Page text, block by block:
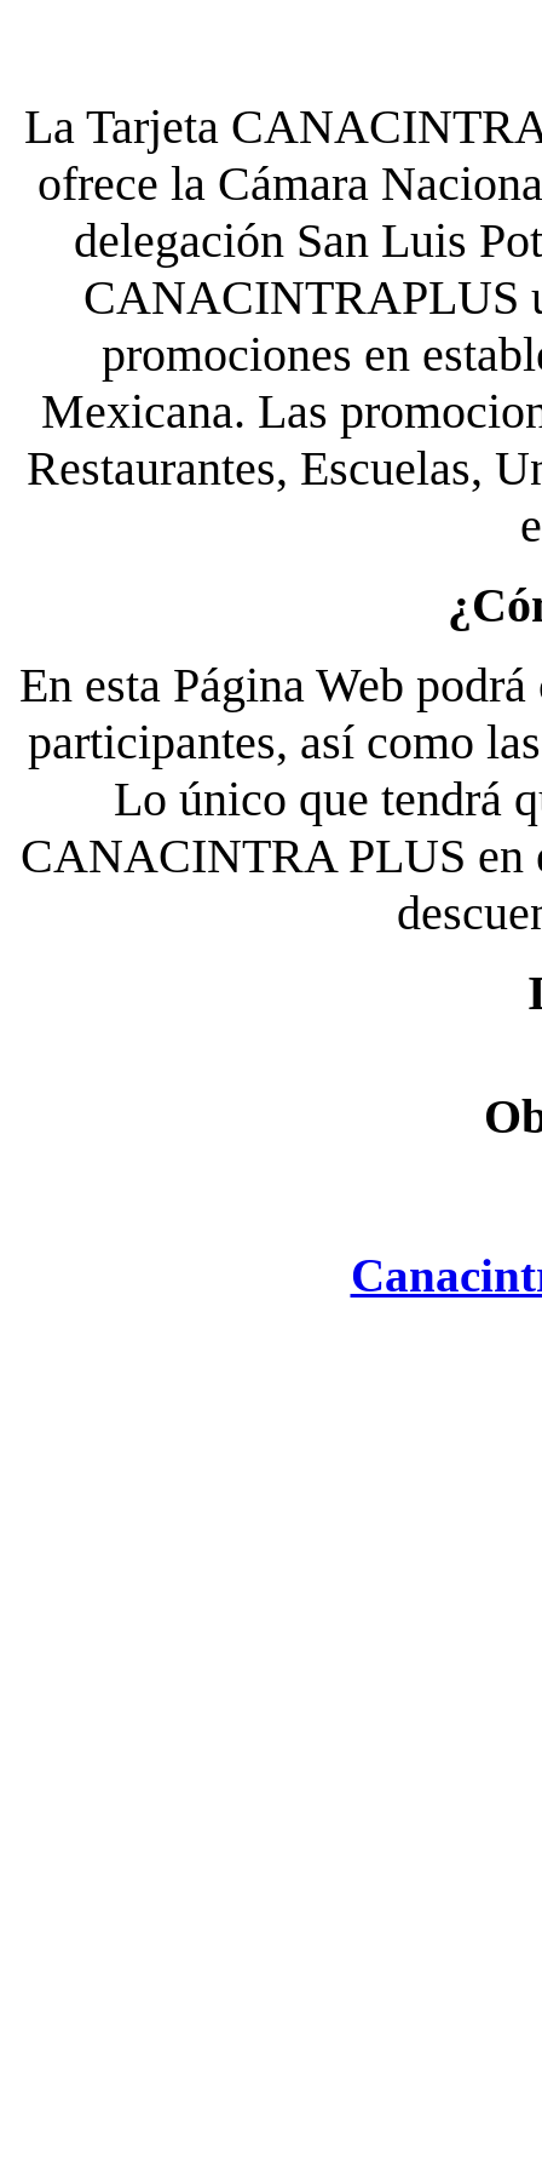
La Tarjeta
ofrece la Cámara
delegación San Luis
CANACINTRAPLUS
promociones en
Mexicana. Las
Restaurantes, Escuelas,
En esta Página Web
participantes, así como
Lo único que tendrá
CANACINTRA PLUS en